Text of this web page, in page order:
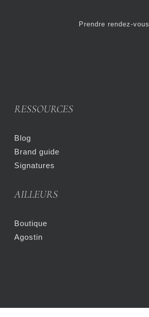
Prendre rendez-vous
RESSOURCES
Blog
Brand guide
Signatures
AILLEURS
Boutique
Agostin